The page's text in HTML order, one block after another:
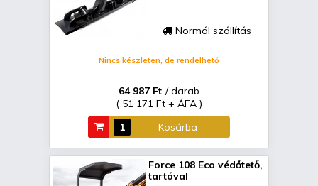
Normál szállítás
Nincs készleten, de rendelhető
64 987 Ft / darab
( 51 171 Ft + ÁFA )
Kosárba
Force 108 Eco védőtető,
tartóval